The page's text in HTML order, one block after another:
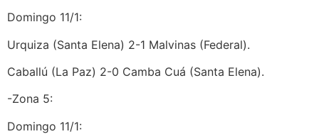
Domingo 11/1:
Urquiza (Santa Elena) 2-1 Malvinas (Federal).
Caballú (La Paz) 2-0 Camba Cuá (Santa Elena).
-Zona 5:
Domingo 11/1: